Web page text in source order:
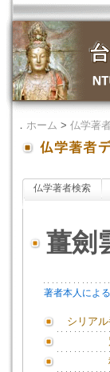
． ホーム > 仏学著
仏学著者検索
薑劍
著者本人によ
シリアル